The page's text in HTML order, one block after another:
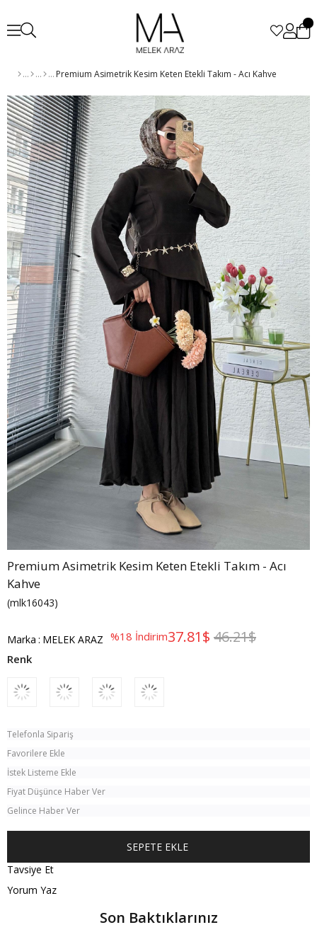
Premium Asimetrik Kesim Keten Etekli Takım - Acı Kahve
Premium Asimetrik Kesim Keten Etekli Takım - Acı
Kahve
(mlk16043)
Marka : MELEK ARAZ %18 İndirim 46.21$
37.81$
Telefonla Sipariş
Favorilere Ekle
İstek Listeme Ekle
Fiyat Düşünce Haber Ver
Gelince Haber Ver
Tavsiye Et
Yorum Yaz
Son Baktıklarınız